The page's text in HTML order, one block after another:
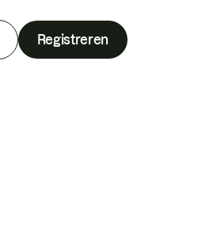
Registreren